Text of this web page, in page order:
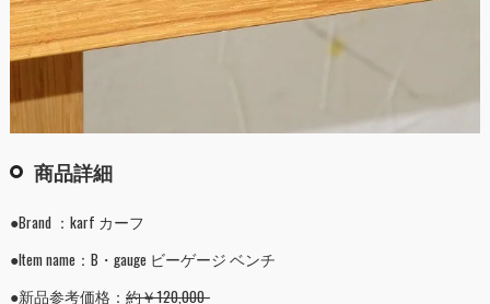
商品詳細
●Brand ：karf カーフ
●Item name：B・gauge ビーゲージ ベンチ
●新品参考価格： 約￥120,000-